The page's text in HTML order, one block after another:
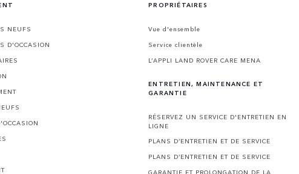
NEUFS
D'OCCASION
PROPRIÉTAIRES
Vue d'ensemble
Service clientèle
L’APPLI LAND ROVER CARE MENA
ENTRETIEN, MAINTENANCE ET
GARANTIE
RÉSERVEZ UN SERVICE D'ENTRETIEN EN
LIGNE
PLANS D’ENTRETIEN ET DE SERVICE
PLANS D’ENTRETIEN ET DE SERVICE